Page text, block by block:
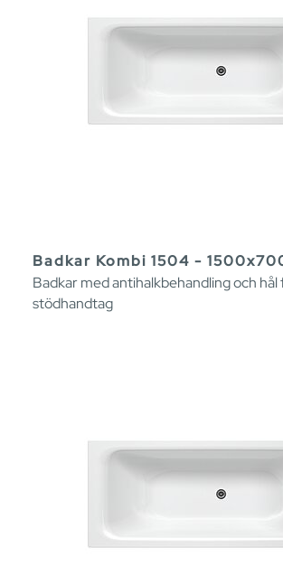
Badkar Kombi 1504 -
Badkar med antihalkbehandling och hål
stödhandtag